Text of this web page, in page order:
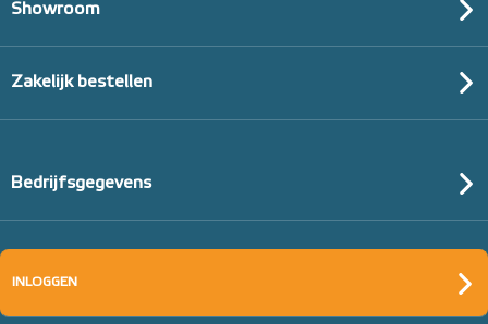
Showroom
Zakelijk bestellen
Bedrijfsgegevens
INLOGGEN